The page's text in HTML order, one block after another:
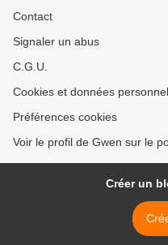
Contact
Signaler un abus
C.G.U.
Cookies et données
Préférences cookies
Voir le profil de Gwen sur le
Créer un